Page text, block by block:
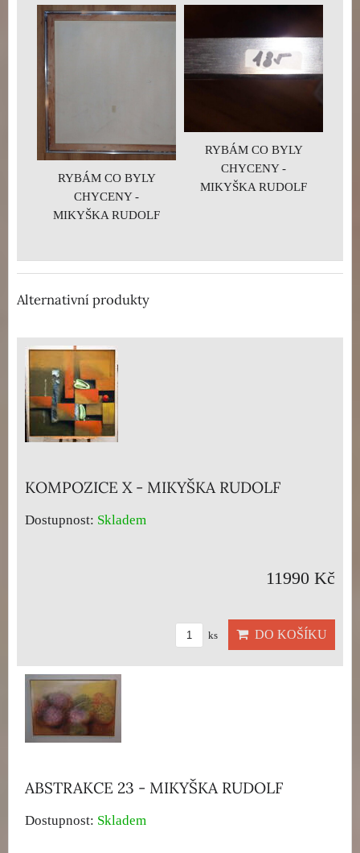
RYBÁM CO BYLY
CHYCENY -
MIKYŠKA RUDOLF
RYBÁM CO BYLY
CHYCENY -
MIKYŠKA RUDOLF
Alternativní produkty
KOMPOZICE X - MIKYŠKA RUDOLF
Dostupnost: Skladem
11990 Kč
ks DO KOŠÍKU
ABSTRAKCE 23 - MIKYŠKA RUDOLF
Dostupnost: Skladem